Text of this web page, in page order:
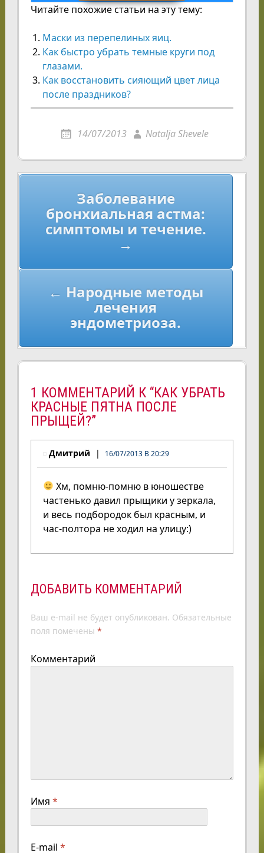
Читайте похожие статьи на эту тему:
Маски из перепелиных яиц.
Как быстро убрать темные круги под
глазами.
Как восстановить сияющий цвет лица
после праздников?
14/07/2013 Natalja Shevele
Навигация
записям
Заболевание
бронхиальная астма:
симптомы и течение.
→
← Народные методы
лечения
эндометриоза.
1 КОММЕНТАРИЙ К “КАК УБРАТЬ
КРАСНЫЕ ПЯТНА ПОСЛЕ
ПРЫЩЕЙ?”
Дмитрий 16/07/2013 В 20:29
Хм, помню-помню в юношестве
частенько давил прыщики у зеркала,
и весь подбородок был красным, и
час-полтора не ходил на улицу:)
ДОБАВИТЬ КОММЕНТАРИЙ
Ваш e-mail не будет опубликован. Обязательные
поля помечены *
Комментарий
Имя *
E-mail *